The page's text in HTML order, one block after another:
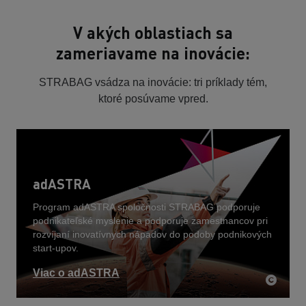
V akých oblastiach sa
zameriavame na inovácie:
STRABAG vsádza na inovácie: tri príklady tém,
ktoré posúvame vpred.
adASTRA
Program adASTRA spoločnosti STRABAG podporuje
podnikateľské myslenie a podporuje zamestnancov pri
rozvíjaní inovatívnych nápadov do podoby podnikových
start-upov.
Viac o adASTRA